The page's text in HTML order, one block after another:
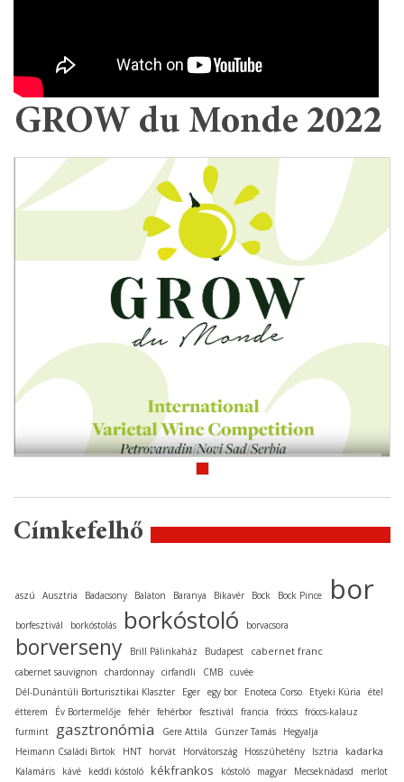
GROW du Monde 2022
Címkefelhő
aszú Ausztria Badacsony Balaton Baranya Bikavér Bock Bock Pince bor
borfesztivál borkóstolás borkóstoló borvacsora
borverseny Brill Pálinkaház Budapest cabernet franc
cabernet sauvignon chardonnay cirfandli CMB cuvée
Dél-Dunántúli Borturisztikai Klaszter
Eger egy bor Enoteca Corso Etyeki Kúria
étel
étterem
Év Bortermelője fehér fehérbor fesztivál francia fröccs fröccs-kalauz
furmint
gasztronómia Gere Attila Günzer Tamás
Hegyalja
Heimann Családi Birtok
HNT horvát Horvátország Hosszúhetény Isztria kadarka
Kalamáris kávé keddi kóstoló kékfrankos kóstoló magyar Mecseknádasd
merlot